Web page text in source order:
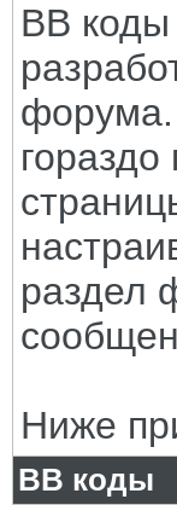
BB
форума.
раздел
Ниже
BB коды